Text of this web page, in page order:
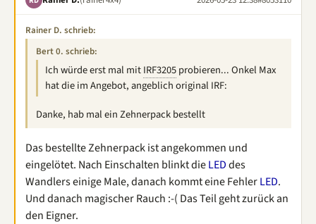
Rainer D. schrieb:
Bert 0. schrieb:
Ich würde erst mal mitIRF3205probieren... Onkel Max
hat die im Angebot, angeblich original IRF:
Danke, hab mal ein Zehnerpack bestellt
Das bestellte Zehnerpack ist angekommen und
eingelötet. Nach Einschalten blinkt dieLEDdes
Wandlers einige Male, danach kommt eine FehlerLED.
Und danach magischer Rauch :-( Das Teil geht zurück an
den Eigner.